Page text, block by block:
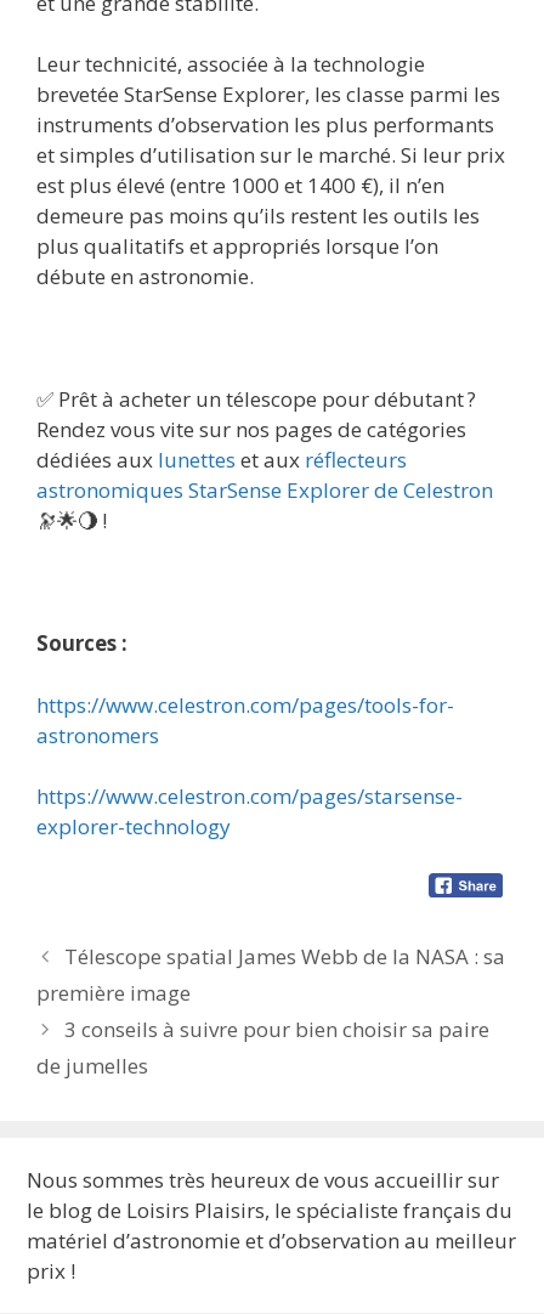
Leur technicité, associée à la technologie
brevetée StarSense Explorer, les classe parmi les
instruments d’observation les plus performants
et simples d’utilisation sur le marché. Si leur prix
est plus élevé (entre 1000 et 1400 €), il n’en
demeure pas moins qu’ils restent les outils les
plus qualitatifs et appropriés lorsque l’on
débute en astronomie.
✅ Prêt à acheter un télescope pour débutant ?
Rendez vous vite sur nos pages de catégories
dédiées aux lunettes et aux réflecteurs
astronomiques StarSense Explorer de Celestron
🔭🌟🌖 !
Sources :
https://www.celestron.com/pages/tools-for-
astronomers
https://www.celestron.com/pages/starsense-
explorer-technology
Télescope spatial James Webb de la NASA : sa
première image
3 conseils à suivre pour bien choisir sa paire
de jumelles
Nous sommes très heureux de vous accueillir sur
le blog de Loisirs Plaisirs, le spécialiste français du
matériel d’astronomie et d’observation au meilleur
prix !